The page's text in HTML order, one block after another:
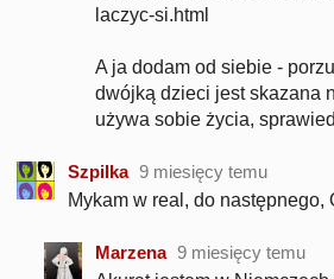
laczyc-si.html
A ja dodam od siebie -
dwójką dzieci jest skazana
używa sobie życia,
Szpilka 9 miesięcy temu
Mykam w real, do
Marzena 9 miesięcy temu